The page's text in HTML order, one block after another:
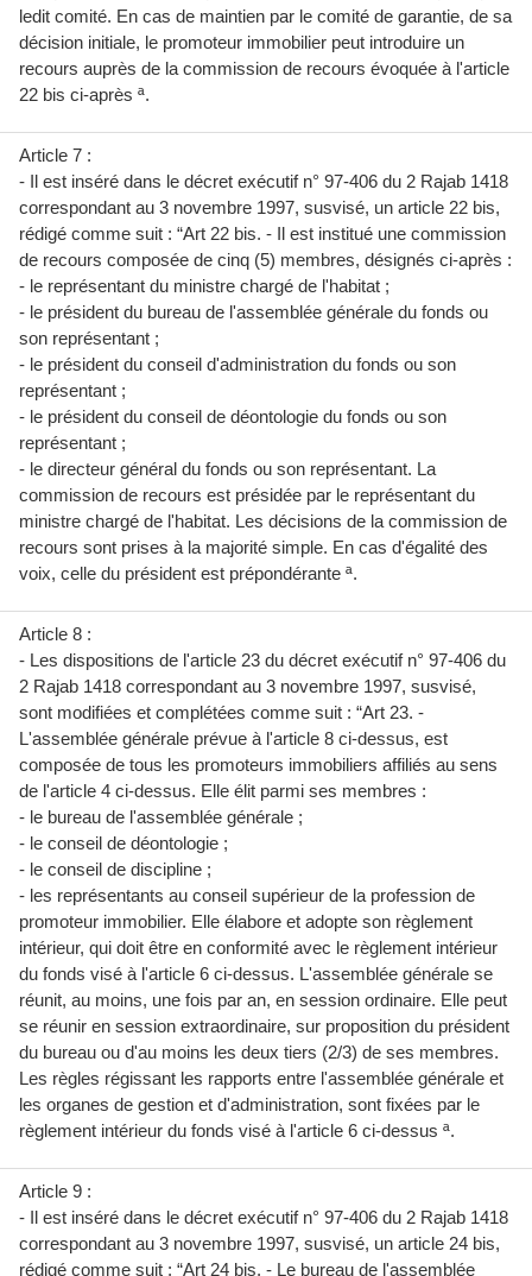
ledit comité. En cas de maintien par le comité de garantie, de sa
décision initiale, le promoteur immobilier peut introduire un
recours auprès de la commission de recours évoquée à l'article
22 bis ci-après ª.
Article 7 :
- Il est inséré dans le décret exécutif n° 97-406 du 2 Rajab 1418
correspondant au 3 novembre 1997, susvisé, un article 22 bis,
rédigé comme suit : “Art 22 bis. - Il est institué une commission
de recours composée de cinq (5) membres, désignés ci-après :
- le représentant du ministre chargé de l'habitat ;
- le président du bureau de l'assemblée générale du fonds ou
son représentant ;
- le président du conseil d'administration du fonds ou son
représentant ;
- le président du conseil de déontologie du fonds ou son
représentant ;
- le directeur général du fonds ou son représentant. La
commission de recours est présidée par le représentant du
ministre chargé de l'habitat. Les décisions de la commission de
recours sont prises à la majorité simple. En cas d'égalité des
voix, celle du président est prépondérante ª.
Article 8 :
- Les dispositions de l'article 23 du décret exécutif n° 97-406 du
2 Rajab 1418 correspondant au 3 novembre 1997, susvisé,
sont modifiées et complétées comme suit : “Art 23. -
L'assemblée générale prévue à l'article 8 ci-dessus, est
composée de tous les promoteurs immobiliers affiliés au sens
de l'article 4 ci-dessus. Elle élit parmi ses membres :
- le bureau de l'assemblée générale ;
- le conseil de déontologie ;
- le conseil de discipline ;
- les représentants au conseil supérieur de la profession de
promoteur immobilier. Elle élabore et adopte son règlement
intérieur, qui doit être en conformité avec le règlement intérieur
du fonds visé à l'article 6 ci-dessus. L'assemblée générale se
réunit, au moins, une fois par an, en session ordinaire. Elle peut
se réunir en session extraordinaire, sur proposition du président
du bureau ou d'au moins les deux tiers (2/3) de ses membres.
Les règles régissant les rapports entre l'assemblée générale et
les organes de gestion et d'administration, sont fixées par le
règlement intérieur du fonds visé à l'article 6 ci-dessus ª.
Article 9 :
- Il est inséré dans le décret exécutif n° 97-406 du 2 Rajab 1418
correspondant au 3 novembre 1997, susvisé, un article 24 bis,
rédigé comme suit : “Art 24 bis. - Le bureau de l'assemblée